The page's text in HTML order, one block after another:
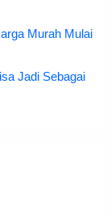
Murah Mulai
Jadi Sebagai